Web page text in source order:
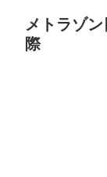
メトラゾ
際